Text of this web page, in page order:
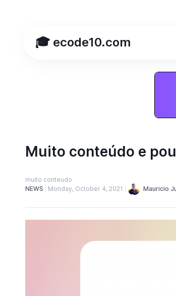
🎓 ecode10.com
Muito conteúdo e
muito conteudo
NEWS
Monday, October 4, 2021 Mauricio